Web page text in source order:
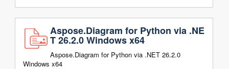
Aspose.Diagram for Python via .NE
T 26.2.0 Windows x64
Aspose.Diagram for Python via .NET 26.2.0
Windows x64